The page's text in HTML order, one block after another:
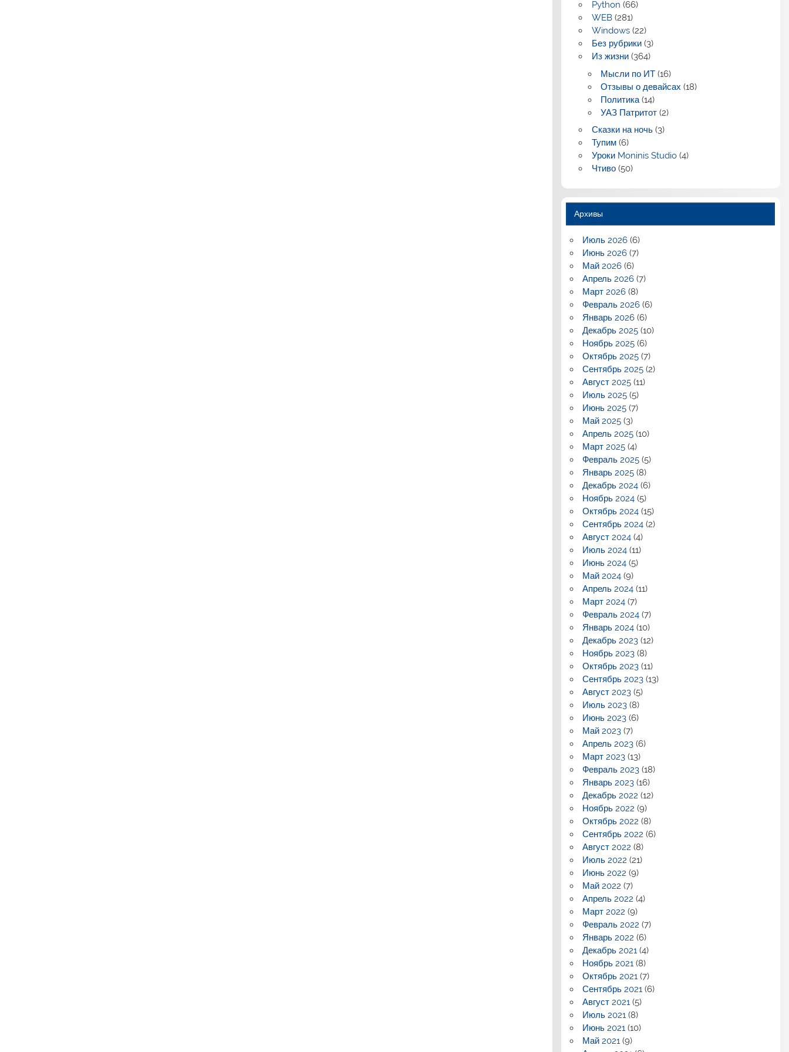
Python (66)
WEB(281)
Windows(22)
Без рубрики(3)
Из жизни(364)
Мысли по ИТ(16)
Отзывы о девайсах (18)
Политика(14)
УАЗ Патритот(2)
Сказки на ночь(3)
Тупим(6)
Уроки Moninis Studio(4)
Чтиво(50)
Архивы
Июль 2026 (6)
Июнь 2026 (7)
Май 2026 (6)
Апрель 2026 (7)
Март 2026 (8)
Февраль 2026 (6)
Январь 2026 (6)
Декабрь 2025 (10)
Ноябрь 2025 (6)
Октябрь 2025 (7)
Сентябрь 2025 (2)
Август 2025 (11)
Июль 2025 (5)
Июнь 2025 (7)
Май 2025 (3)
Апрель 2025 (10)
Март 2025 (4)
Февраль 2025 (5)
Январь 2025 (8)
Декабрь 2024 (6)
Ноябрь 2024 (5)
Октябрь 2024 (15)
Сентябрь 2024 (2)
Август 2024 (4)
Июль 2024 (11)
Июнь 2024 (5)
Май 2024 (9)
Апрель 2024 (11)
Март 2024 (7)
Февраль 2024 (7)
Январь 2024 (10)
Декабрь 2023 (12)
Ноябрь 2023 (8)
Октябрь 2023 (11)
Сентябрь 2023 (13)
Август 2023 (5)
Июль 2023 (8)
Июнь 2023 (6)
Май 2023 (7)
Апрель 2023 (6)
Март 2023 (13)
Февраль 2023 (18)
Январь 2023 (16)
Декабрь 2022 (12)
Ноябрь 2022 (9)
Октябрь 2022 (8)
Сентябрь 2022 (6)
Август 2022 (8)
Июль 2022 (21)
Июнь 2022 (9)
Май 2022 (7)
Апрель 2022 (4)
Март 2022 (9)
Февраль 2022 (7)
Январь 2022 (6)
Декабрь 2021 (4)
Ноябрь 2021 (8)
Октябрь 2021 (7)
Сентябрь 2021 (6)
Август 2021 (5)
Июль 2021 (8)
Июнь 2021 (10)
Май 2021 (9)